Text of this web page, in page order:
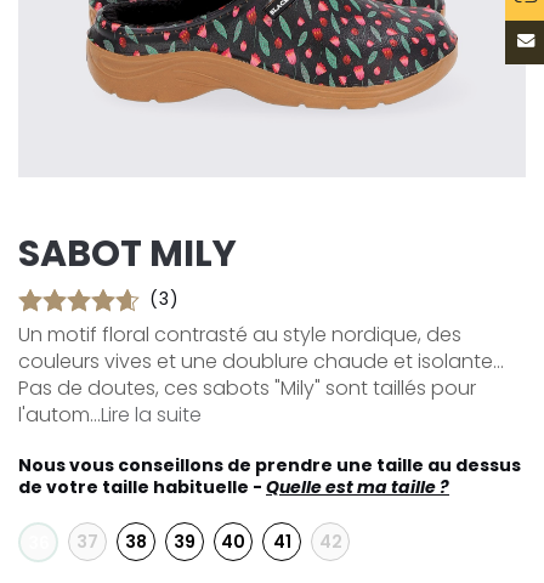
SABOT MILY
(3)
Un motif floral contrasté au style nordique, des
couleurs vives et une doublure chaude et isolante...
Pas de doutes, ces sabots "Mily" sont taillés pour
l'autom...Lire la suite
Nous vous conseillons de prendre une taille au dessus
de votre taille habituelle - Quelle est ma taille ?
37 38 39 40 41 42